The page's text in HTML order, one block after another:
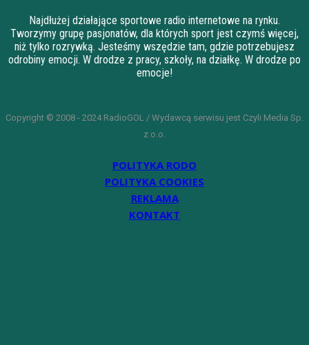
Najdłużej działające sportowe radio internetowe na rynku.
Tworzymy grupę pasjonatów, dla których sport jest czymś więcej,
niż tylko rozrywką. Jesteśmy wszędzie tam, gdzie potrzebujesz
odrobiny emocji. W drodze z pracy, szkoły, na działkę. W drodze po
emocje!
Copyright © 2008 - 2024 RadioGOL / Wydawcą serwisu jest Czyli Media Sp.
z o.o.
POLITYKA RODO
POLITYKA COOKIES
REKLAMA
KONTAKT